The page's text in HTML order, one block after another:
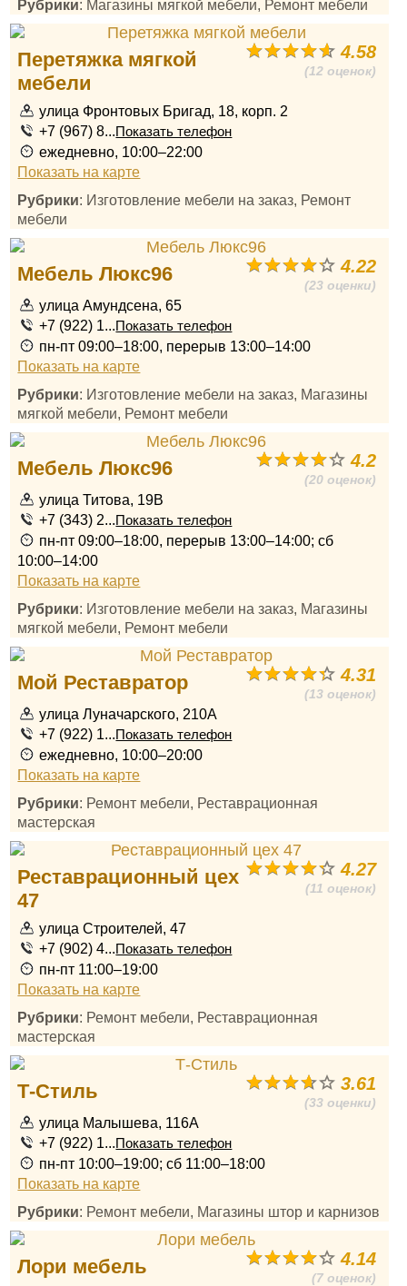
Рубрики: Магазины мягкой мебели, Ремонт мебели
4.58
(12 оценок)
Перетяжка мягкой
мебели
улица Фронтовых Бригад, 18, корп. 2
+7 (967) 8...Показать телефон
ежедневно, 10:00–22:00
Показать на карте
Рубрики: Изготовление мебели на заказ, Ремонт
мебели
4.22
(23 оценки)
Мебель Люкс96
улица Амундсена, 65
+7 (922) 1...Показать телефон
пн-пт 09:00–18:00, перерыв 13:00–14:00
Показать на карте
Рубрики: Изготовление мебели на заказ, Магазины
мягкой мебели, Ремонт мебели
4.2
(20 оценок)
Мебель Люкс96
улица Титова, 19В
+7 (343) 2...Показать телефон
пн-пт 09:00–18:00, перерыв 13:00–14:00; сб
10:00–14:00
Показать на карте
Рубрики: Изготовление мебели на заказ, Магазины
мягкой мебели, Ремонт мебели
4.31
(13 оценок)
Мой Реставратор
улица Луначарского, 210А
+7 (922) 1...Показать телефон
ежедневно, 10:00–20:00
Показать на карте
Рубрики: Ремонт мебели, Реставрационная
мастерская
4.27
(11 оценок)
Реставрационный цех
47
улица Строителей, 47
+7 (902) 4...Показать телефон
пн-пт 11:00–19:00
Показать на карте
Рубрики: Ремонт мебели, Реставрационная
мастерская
3.61
(33 оценки)
Т-Стиль
улица Малышева, 116А
+7 (922) 1...Показать телефон
пн-пт 10:00–19:00; сб 11:00–18:00
Показать на карте
Рубрики: Ремонт мебели, Магазины штор и карнизов
4.14
(7 оценок)
Лори мебель